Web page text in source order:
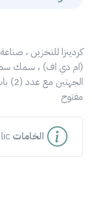
كردينزا للتخزين ،
مفتوح
الخامات